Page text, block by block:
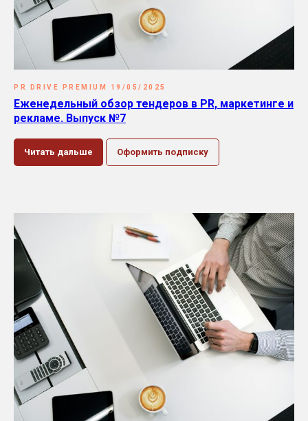
PR DRIVE PREMIUM 19/05/2025
Еженедельный обзор тендеров в PR, маркетинге и
рекламе. Выпуск №7
Читать дальше Оформить подписку